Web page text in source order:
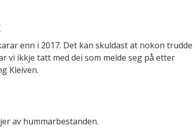
enn i 2017. Det kan skuldast at nokon trudde
vi ikkje tatt med dei som melde seg på etter
Kleiven.
av hummarbestanden.